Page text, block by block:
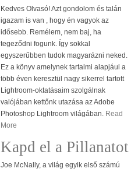
Kedves Olvasó! Azt gondolom és talán
igazam is van , hogy én vagyok az
idősebb. Remélem, nem baj, ha
tegeződni fogunk. Így sokkal
egyszerűbben tudok magyarázni neked.
Ez a könyv amelynek tartalmi alapjául a
több éven keresztül nagy sikerrel tartott
Lightroom-oktatásaim szolgálnak
valójában kettőnk utazása az Adobe
Photoshop Lightroom világában. Read
More
Kapd el a Pillanatot
Joe McNally, a világ egyik első számú